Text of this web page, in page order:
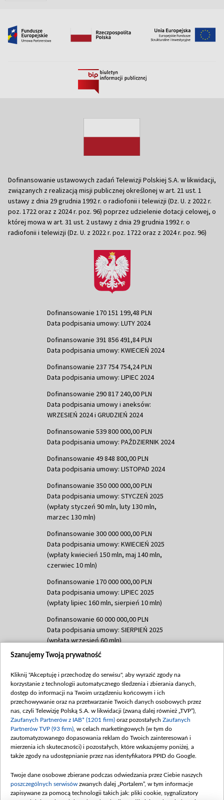
Dofinansowanie ustawowych zadań Telewizji Polskiej S.A. w likwidacji,
związanych z realizacją misji publicznej określonej w art. 21 ust. 1
ustawy z dnia 29 grudnia 1992 r. o radiofonii i telewizji (Dz. U. z 2022 r.
poz. 1722 oraz z 2024 r. poz. 96) poprzez udzielenie dotacji celowej, o
której mowa w art. 31 ust. 2 ustawy z dnia 29 grudnia 1992 r. o
radiofonii i telewizji (Dz. U. z 2022 r. poz. 1722 oraz z 2024 r. poz. 96)
Dofinansowanie 170 151 199,48 PLN
Data podpisania umowy: LUTY 2024
Dofinansowanie 391 856 491,84 PLN
Data podpisania umowy: KWIECIEŃ 2024
Dofinansowanie 237 754 754,24 PLN
Data podpisania umowy: LIPIEC 2024
Dofinansowanie 290 817 240,00 PLN
Data podpisania umowy i aneksów:
WRZESIEŃ 2024 i GRUDZIEŃ 2024
Dofinansowanie 539 800 000,00 PLN
Data podpisania umowy: PAŹDZIERNIK 2024
Dofinansowanie 49 848 800,00 PLN
Data podpisania umowy: LISTOPAD 2024
Dofinansowanie 350 000 000,00 PLN
Data podpisania umowy: STYCZEŃ 2025
(wpłaty styczeń 90 mln, luty 130 mln,
marzec 130 mln)
Dofinansowanie 300 000 000,00 PLN
Data podpisania umowy: KWIECIEŃ 2025
(wpłaty kwiecień 150 mln, maj 140 mln,
czerwiec 10 mln)
Dofinansowanie 170 000 000,00 PLN
Data podpisania umowy: LIPIEC 2025
(wpłaty lipiec 160 mln, sierpień 10 mln)
Dofinansowanie 60 000 000,00 PLN
Data podpisania umowy: SIERPIEŃ 2025
(wpłata wrzesień 60 mln)
Dofinansowanie 635 783 051,21 PLN
(wpłata wrzesień 100 mln, październik 350
mln, listopad 265 mln)
Dofinansowanie 48 862 000,00 PLN
Data podpisania umowy: GRUDZIEŃ 2025
(wpłata grudzień 60,548 mln)
Dofinansowanie 900 000 000,00 PLN
Data podpisania umowy: LUTY 2026 (wpłata
kwiecień 180 mln, 7 maja 180 mln, 8
czerwca 90 mln)
Szanujemy Twoją prywatność
Kliknij "Akceptuję i przechodzę do serwisu", aby wyrazić zgody na
korzystanie z technologii automatycznego śledzenia i zbierania danych,
dostęp do informacji na Twoim urządzeniu końcowym i ich
przechowywanie oraz na przetwarzanie Twoich danych osobowych przez
nas, czyli Telewizję Polską S.A. w likwidacji (zwaną dalej również „TVP”),
Zaufanych Partnerów z IAB* (1201 firm) oraz pozostałych Zaufanych
Partnerów TVP (93 firm) , w celach marketingowych (w tym do
zautomatyzowanego dopasowania reklam do Twoich zainteresowań i
mierzenia ich skuteczności) i pozostałych, które wskazujemy poniżej, a
także zgody na udostępnianie przez nas identyfikatora PPID do Google.
Twoje dane osobowe zbierane podczas odwiedzania przez Ciebie naszych
poszczególnych serwisów zwanych dalej „Portalem”, w tym informacje
zapisywane za pomocą technologii takich jak: pliki cookie, sygnalizatory